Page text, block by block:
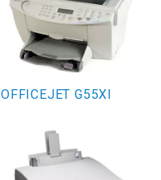
OFFICEJET G55XI